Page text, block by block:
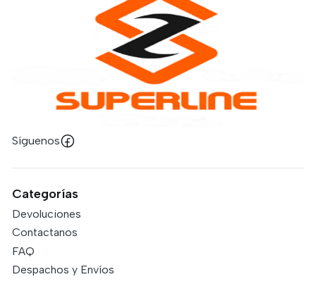
Síguenos
Categorías
Devoluciones
Contactanos
FAQ
Despachos y Envíos